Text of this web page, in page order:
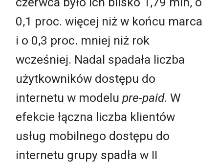
0,1 proc. więcej niż w końcu marca
i o 0,3 proc. mniej niż rok
wcześniej. Nadal spadała liczba
użytkowników dostępu do
internetu w modelu pre-paid. W
efekcie łączna liczba klientów
usług mobilnego dostępu do
internetu grupy spadła w II